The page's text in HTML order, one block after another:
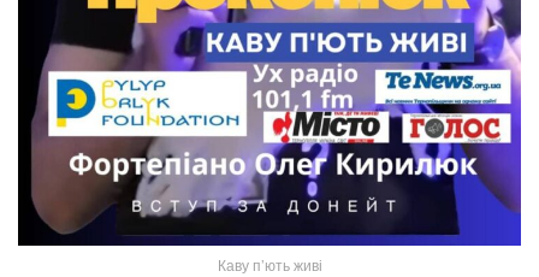
Каву п’ють живі